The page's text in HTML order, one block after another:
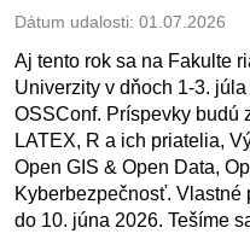
Dátum udalosti: 01.07.2026
Aj tento rok sa na Fakulte
Univerzity v dňoch 1-3.
OSSConf. Príspevky budú
LATEX, R a ich priatelia,
Open GIS & Open Data,
Kyberbezpečnosť.
do 10. júna 2026. Tešíme